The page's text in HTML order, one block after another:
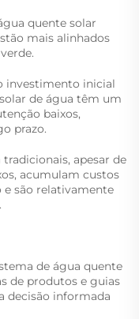
quente solar
mais alinhados
investimento inicial
de água têm um
baixos,
prazo.
apesar de
acumulam custos
e são relativamente
de água quente
de produtos e guias
decisão informada